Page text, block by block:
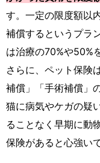
す。一定の限度額以
補償するというプラ
は治療の70%や50%
さらに、ペット保険
補償」「手術補償」
猫に病気やケガの疑
ることなく早期に動
保険があると心強い